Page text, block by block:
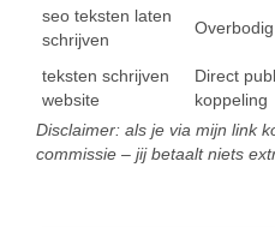
seo teksten laten
schrijven
teksten schrijven
website
Direct
koppeling
Disclaimer: als je via mijn link
commissie – jij betaalt niets